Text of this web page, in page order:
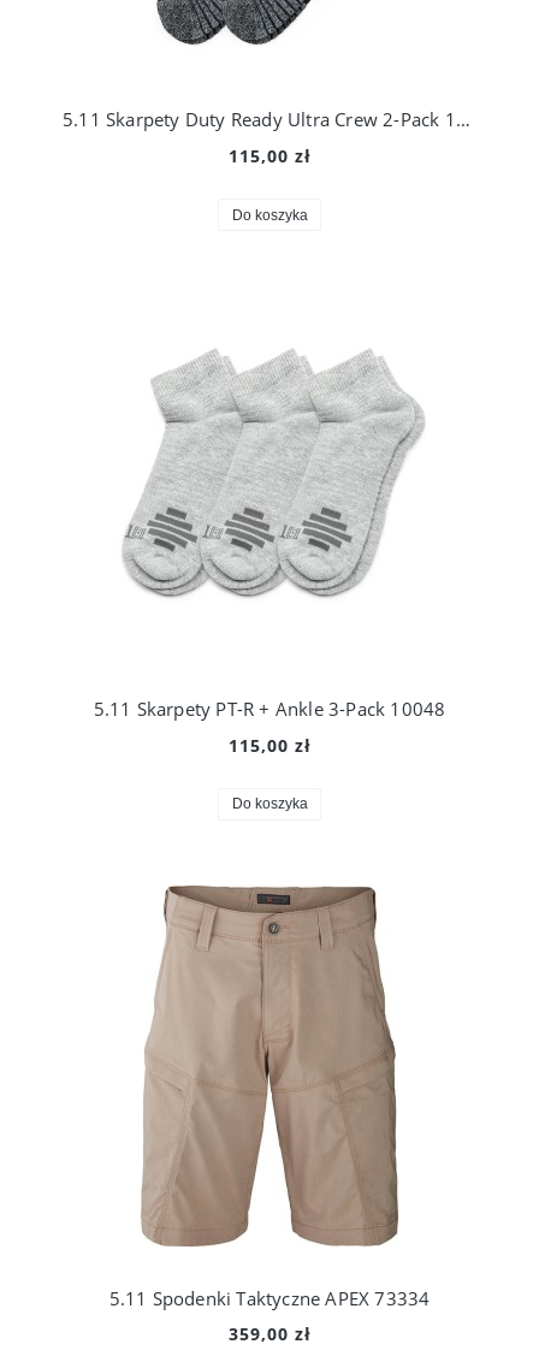
5.11 Skarpety Duty Ready Ultra Crew 2-Pack 10046
115,00 zł
Do koszyka
5.11 Skarpety PT-R + Ankle 3-Pack 10048
115,00 zł
Do koszyka
5.11 Spodenki Taktyczne APEX 73334
359,00 zł